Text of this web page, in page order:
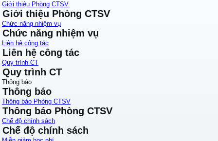
Giới thiệu Phòng CTSV
Giới thiệu Phòng CTSV
Chức năng nhiệm vụ
Chức năng nhiệm vụ
Liên hệ công tác
Liên hệ công tác
Quy trình CT
Quy trình CT
Thông báo
Thông báo
Thông báo Phòng CTSV
Thông báo Phòng CTSV
Chế độ chính sách
Chế độ chính sách